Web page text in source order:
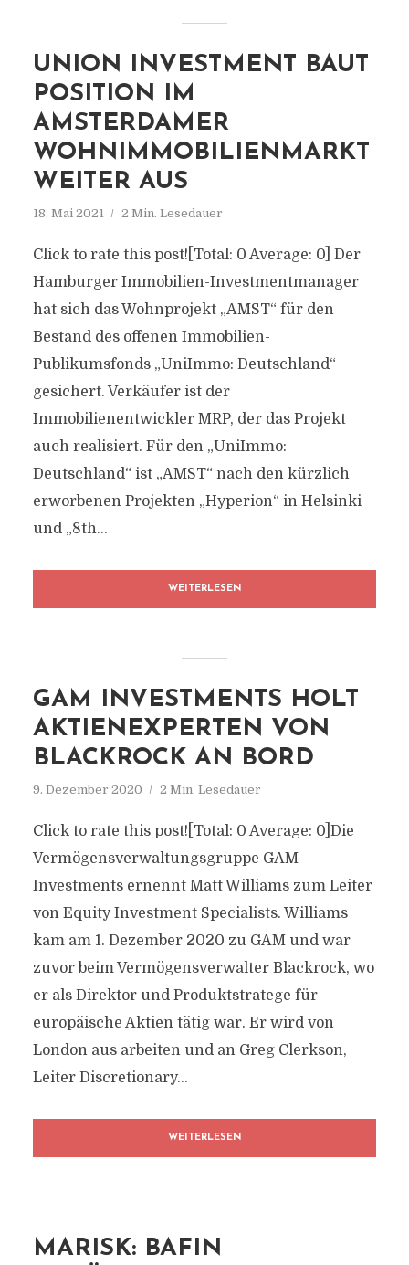
UNION INVESTMENT BAUT
POSITION IM
AMSTERDAMER
WOHNIMMOBILIENMARKT
WEITER AUS
18. Mai 2021 2 Min. Lesedauer
Click to rate this post![Total: 0 Average: 0] Der
Hamburger Immobilien-Investmentmanager
hat sich das Wohnprojekt „AMST“ für den
Bestand des offenen Immobilien-
Publikumsfonds „UniImmo: Deutschland“
gesichert. Verkäufer ist der
Immobilienentwickler MRP, der das Projekt
auch realisiert. Für den „UniImmo:
Deutschland“ ist „AMST“ nach den kürzlich
erworbenen Projekten „Hyperion“ in Helsinki
und „8th...
WEITERLESEN
GAM INVESTMENTS HOLT
AKTIENEXPERTEN VON
BLACKROCK AN BORD
9. Dezember 2020 2 Min. Lesedauer
Click to rate this post![Total: 0 Average: 0]Die
Vermögensverwaltungsgruppe GAM
Investments ernennt Matt Williams zum Leiter
von Equity Investment Specialists. Williams
kam am 1. Dezember 2020 zu GAM und war
zuvor beim Vermögensverwalter Blackrock, wo
er als Direktor und Produktstratege für
europäische Aktien tätig war. Er wird von
London aus arbeiten und an Greg Clerkson,
Leiter Discretionary...
WEITERLESEN
MARISK: BAFIN